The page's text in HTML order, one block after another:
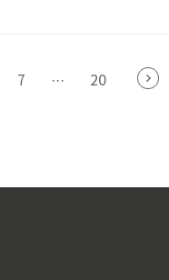
부근에서 이러한 변화가
7 ··· 20